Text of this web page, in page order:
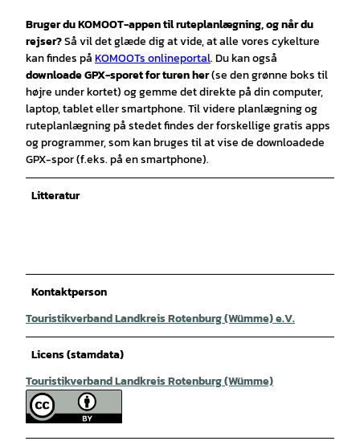
Bruger du KOMOOT-appen til ruteplanlægning, og når du
rejser?Så vil det glæde dig at vide, at alle vores cykelture
kan findes påKOMOOTs onlineportal. Du kan også
downloadeGPX-sporet for turenher(se den grønne boks til
højre under kortet) og gemme det direkte på din computer,
laptop, tablet eller smartphone. Til videre planlægning og
ruteplanlægning på stedet findes der forskellige gratis apps
og programmer, som kan bruges til at vise de downloadede
GPX-spor (f.eks. på en smartphone).
Litteratur
Kontaktperson
Touristikverband Landkreis Rotenburg (Wümme) e.V.
Licens (stamdata)
Touristikverband Landkreis Rotenburg (Wümme)